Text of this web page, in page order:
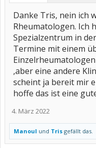
Danke Tris, nein ich
Rheumatologen. Ich
Spezialzentrum in
Termine mit einem
,aber eine andere
scheint ja bereit mir
hoffe das ist eine
4. März 2022
Manoul und Tris gefällt das.